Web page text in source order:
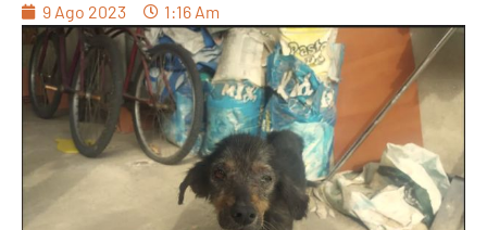
9 Ago 2023 1:16 Am